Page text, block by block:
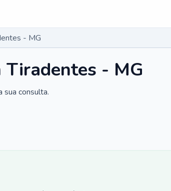
- MG
- MG
sua consulta.